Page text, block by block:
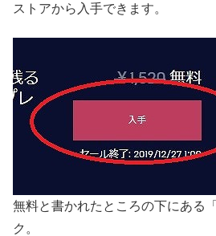
ストアから入手できます。
無料と書かれたところの下にある
ク。